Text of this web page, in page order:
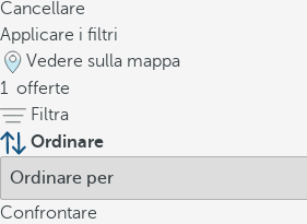
Cancellare
Applicare i filtri
Vedere sulla mappa
1 offerte
Filtra
Ordinare
Confrontare